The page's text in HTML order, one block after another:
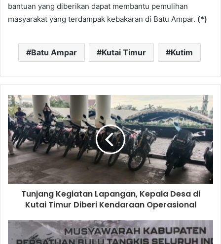
bantuan yang diberikan dapat membantu pemulihan
masyarakat yang terdampak kebakaran di Batu Ampar. (*)
Batu Ampar Kutai Timur Kutim
Tunjang Kegiatan Lapangan, Kepala Desa di
Kutai Timur Diberi Kendaraan Operasional